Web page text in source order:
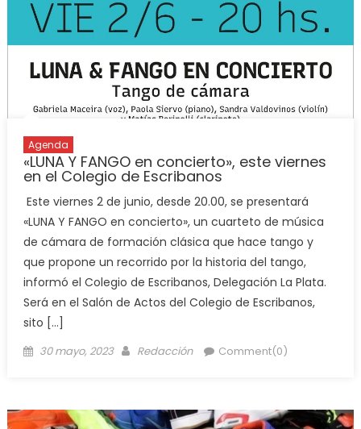
Agenda
«LUNA Y FANGO en concierto», este viernes
en el Colegio de Escribanos
Este viernes 2 de junio, desde 20.00, se presentará
«LUNA Y FANGO en concierto», un cuarteto de música
de cámara de formación clásica que hace tango y
que propone un recorrido por la historia del tango,
informó el Colegio de Escribanos, Delegación La Plata.
Será en el Salón de Actos del Colegio de Escribanos,
sito […]
30 mayo, 2023 Redacción Comment(0)